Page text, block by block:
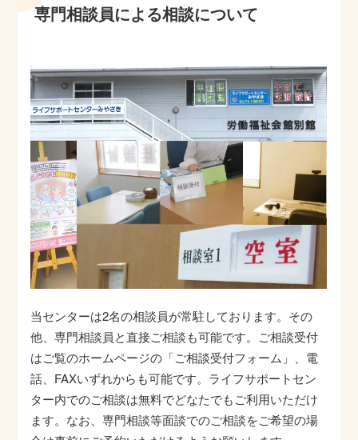
専門相談員による相談について
当センターは2名の相談員が常駐しております。その
他、専門相談員と直接ご相談も可能です。ご相談受付
はご覧のホームページの「ご相談受付フォーム」、電
話、FAXいずれからも可能です。ライフサポートセン
ター内でのご相談は無料でどなたでもご利用いただけ
ます。なお、専門相談等面談でのご相談をご希望の場